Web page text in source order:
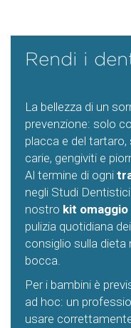
Rendi i
La bellezza di un
prevenzione: solo
placca e del tartaro,
carie, gengiviti e
Al termine di ogni
negli Studi
nostro kit omaggio
pulizia quotidiana
consiglio sulla dieta
bocca.
Per i bambini è
ad hoc: un
usare